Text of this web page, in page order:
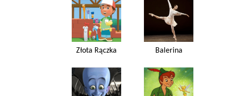
Złota Rączka Balerina